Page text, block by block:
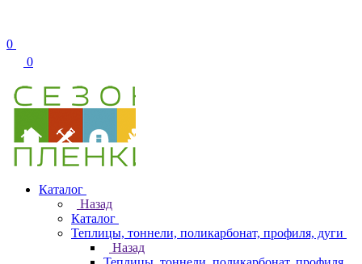
0
0
Каталог
Назад
Каталог
Теплицы, тоннели, поликарбонат, профиля, дуги
Назад